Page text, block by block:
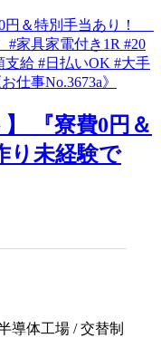
『寮費0円＆
未経験で
導体工場 / 交替制